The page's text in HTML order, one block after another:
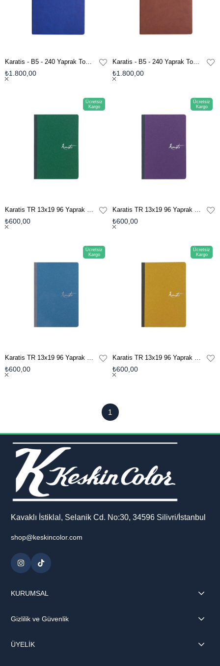
₺1.800,00 ₺1.800,00
₺600,00
Ücretsiz
Kargo
₺600,00
Ücretsiz
Kargo
₺600,00
Ücretsiz
Kargo
₺600,00
Ücretsiz
Kargo
1
Kavaklı İstiklal, Selanik Cd. No:30, 34596 Silivri/İstanbul
shop@keskincolor.com
KURUMSAL
Gizlilik ve Güvenlik
ÜYELİK